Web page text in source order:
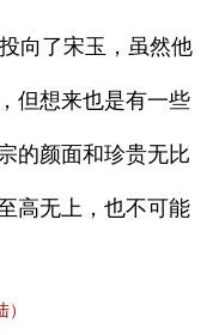
向了宋玉，虽然他
但想来也是有一些
的颜面和珍贵无比
高无上，也不可能